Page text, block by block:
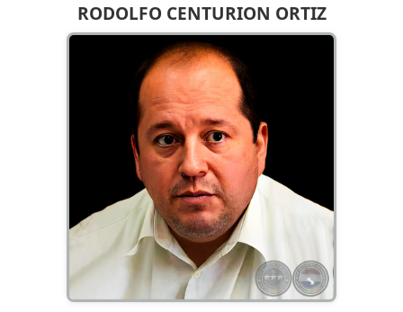
RODOLFO CENTURION ORTIZ